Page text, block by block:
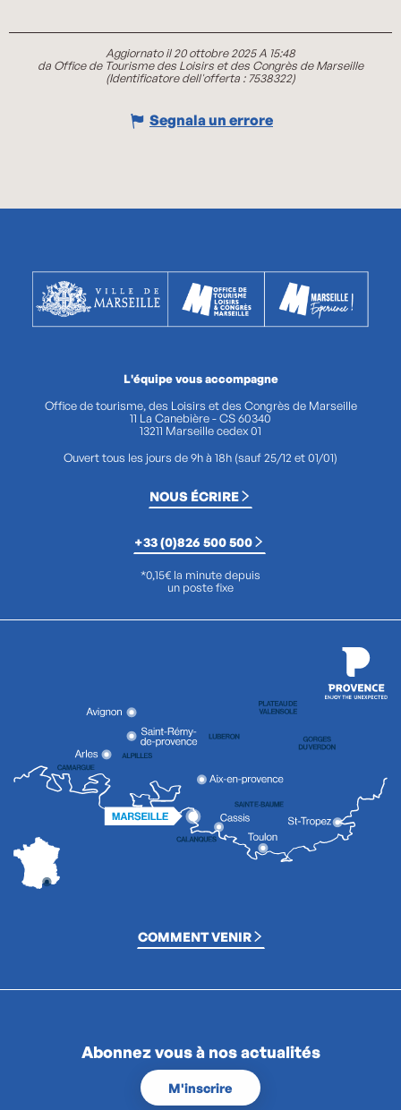
Aggiornato il 20 ottobre 2025 A 15:48
da Office de Tourisme des Loisirs et des Congrès de Marseille
(Identificatore dell'offerta : 7538322)
Segnala un errore
L'équipe vous accompagne
Office de tourisme, des Loisirs et des Congrès de Marseille
11 La Canebière - CS 60340
13211 Marseille cedex 01
Ouvert tous les jours de 9h à 18h (sauf 25/12 et 01/01)
NOUS ÉCRIRE
+33 (0)826 500 500
*0,15€ la minute depuis
un poste fixe
COMMENT VENIR
Abonnez vous à nos actualités
M'inscrire